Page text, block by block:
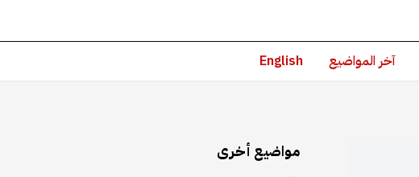
آخر المواضيع English
مواضيع أخرى